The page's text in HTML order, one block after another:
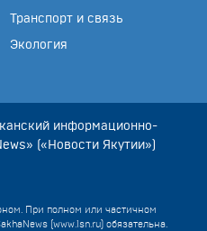
Транспорт и связь
Экология
информационно-
(«Новости Якутии»)
При полном или частичном
(www.1sn.ru) обязательна.